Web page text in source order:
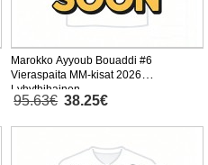
Marokko Ayyoub Bouaddi #6
Vieraspaita MM-kisat 2026
Lyhythihainen
95.63€ 38.25€